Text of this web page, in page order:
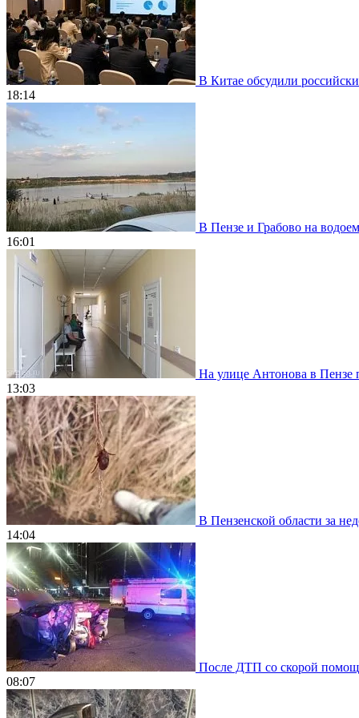
В Китае обсудили
18:14
В Пензе и Грабово на
16:01
На улице Антонова в Пензе
13:03
В Пензенской области за
14:04
После ДТП со скорой
08:07